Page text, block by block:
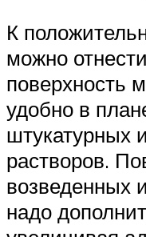
К
можно
поверхность
удобно в
штукатурных
растворов.
возведенных
надо